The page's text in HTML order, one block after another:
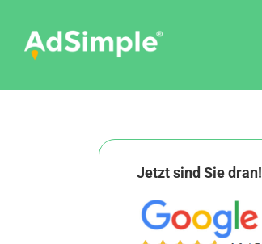
content
Jetzt sind Sie dran!